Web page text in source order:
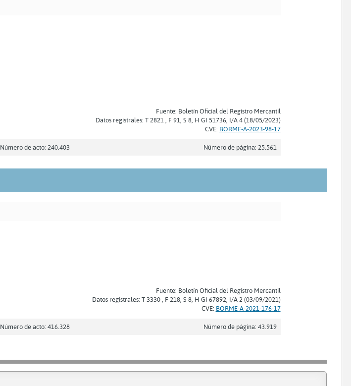
Fuente: Boletín Oficial del Registro Mercantil
Datos registrales: T 2821 , F 91, S 8, H GI 51736, I/A 4 (18/05/2023)
CVE: BORME-A-2023-98-17
Número de acto: 240.403 Número de página: 25.561
Fuente: Boletín Oficial del Registro Mercantil
Datos registrales: T 3330 , F 218, S 8, H GI 67892, I/A 2 (03/09/2021)
CVE: BORME-A-2021-176-17
Número de acto: 416.328 Número de página: 43.919